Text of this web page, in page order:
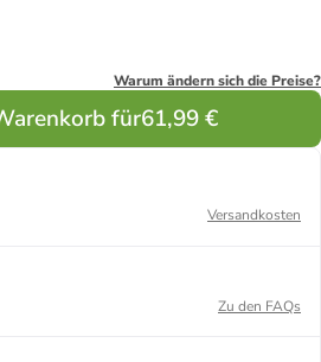
Warum ändern sich die Preise?
für61,99 €
Versandkosten
Zu den FAQs